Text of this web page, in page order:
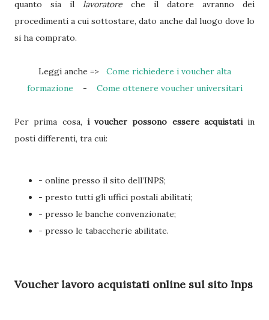
quanto sia il lavoratore che il datore avranno dei
procedimenti a cui sottostare, dato anche dal luogo dove lo
si ha comprato.
Leggi anche => Come richiedere i voucher alta
formazione - Come ottenere voucher universitari
Per prima cosa, i voucher possono essere acquistatiin
posti differenti, tra cui:
- online presso il sito dell’INPS;
- presto tutti gli uffici postali abilitati;
- presso le banche convenzionate;
- presso le tabaccherie abilitate.
Voucher lavoro acquistati online sul sito Inps